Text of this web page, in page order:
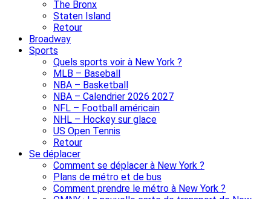
The Bronx
Staten Island
Retour
Broadway
Sports
Quels sports voir à New York ?
MLB – Baseball
NBA – Basketball
NBA – Calendrier 2026 2027
NFL – Football américain
NHL – Hockey sur glace
US Open Tennis
Retour
Se déplacer
Comment se déplacer à New York ?
Plans de métro et de bus
Comment prendre le métro à New York ?